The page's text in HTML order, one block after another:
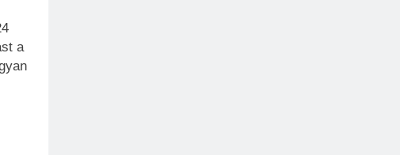
a